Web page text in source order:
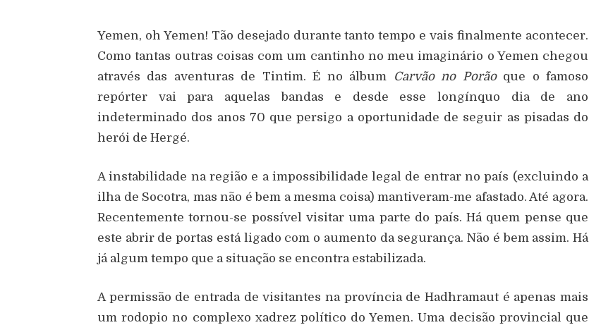
Yemen, oh Yemen! Tão desejado durante tanto tempo e vais finalmente acontecer.
Como tantas outras coisas com um cantinho no meu imaginário o Yemen chegou
através das aventuras de Tintim. É no álbum
Carvão no Porãoque o famoso
repórter vai para aquelas bandas e desde esselongínquo dia de ano
indeterminado dos anos 70 que persigo a oportunidade de seguir as pisadas do
herói de Hergé.
A instabilidade na região e a impossibilidade legal de entrar no país (excluindo a
ilha de Socotra, mas não é bem a mesma coisa) mantiveram-me afastado. Até agora.
Recentemente tornou-se possível visitar uma parte do país. Há quem pense que
este abrir de portas está ligado com o aumento da segurança. Não é bem assim. Há
já algum tempo que a situação se encontra estabilizada.
A permissão de entrada de visitantes na província de Hadhramaut é apenas mais
um rodopio no complexo xadrez político do Yemen. Uma decisão provincial que